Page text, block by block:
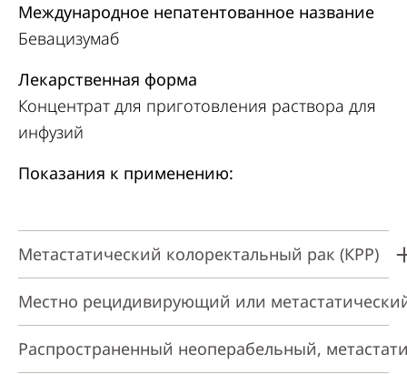
Международное непатентованное название
Бевацизумаб
Лекарственная форма
Концентрат для приготовления раствора для
инфузий
Показания к применению:
Метастатический колоректальный рак (КРР)
Местно рецидивирующий или
Распространенный неоперабельный,